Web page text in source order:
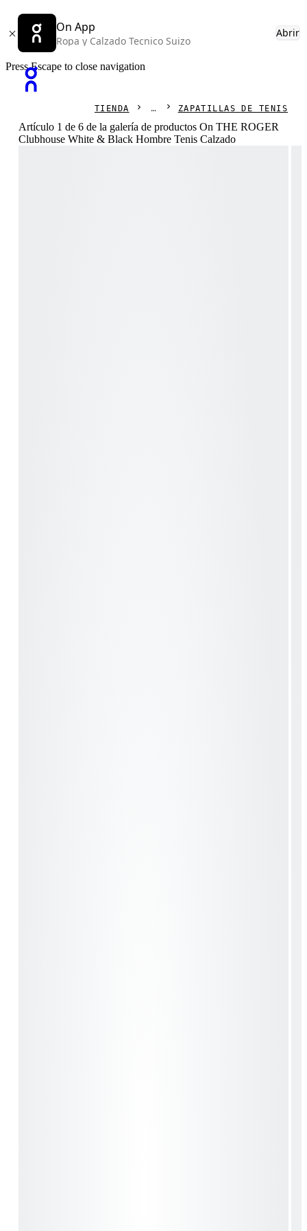
On App
Ropa y Calzado Tecnico Suizo
Abrir
Press Escape to close navigation
TIENDA ZAPATILLAS DE TENIS
Artículo 1 de 6 de la galería de productos On THE ROGER
Clubhouse White & Black Hombre Tenis Calzado